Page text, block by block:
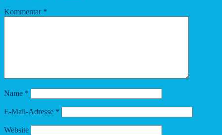
Kommentar *
Name *
E-Mail-Adresse *
Website